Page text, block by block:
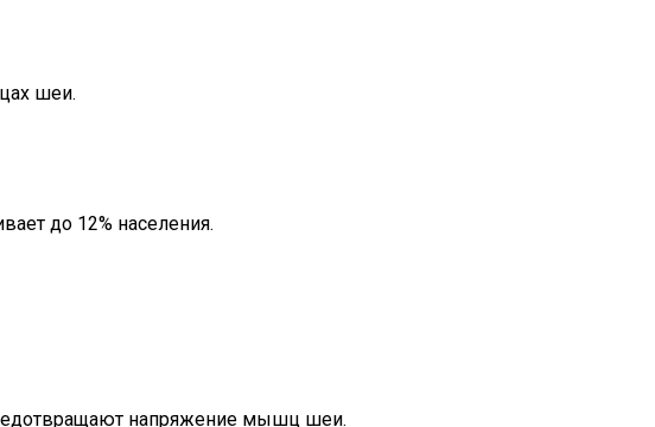
шеи.
до 12% населения.
напряжение мышц шеи.